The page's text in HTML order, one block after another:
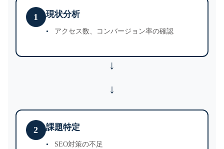
1 現状分析
アクセス数、コンバージョン率の確認
↓
2 課題特定
SEO対策の不足